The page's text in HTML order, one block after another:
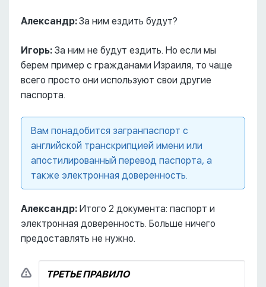
Александр:За ним ездить будут?
Игорь: За ним не будут ездить. Но если мы
берем пример с гражданами Израиля, то чаще
всего просто они используют свои другие
паспорта.
Вам понадобится загранпаспорт с
английской транскрипцией имени или
апостилированный перевод паспорта, а
также электронная доверенность.
Александр: Итого 2 документа: паспорт и
электронная доверенность. Больше ничего
предоставлять не нужно.
ТРЕТЬЕ ПРАВИЛО